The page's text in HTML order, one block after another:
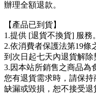
辦理全額退款。
【產品已到貨】
1.提供 [退貨不換貨] 服務。
2.依消費者保護法第19
到次日起七天內退貨解除
3.因本站所銷售之商品為
您有退貨需求時，請保
缺漏或毀損，恕不接受退